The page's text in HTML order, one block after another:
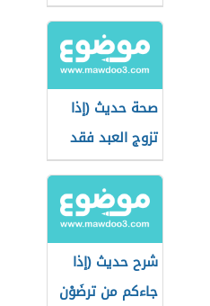
وسلم
صحة حديث (إذا
تزوج العبد فقد
استكمل نصف
الدين)
شرح حديث (إذا
جاءكم من ترضَوْن